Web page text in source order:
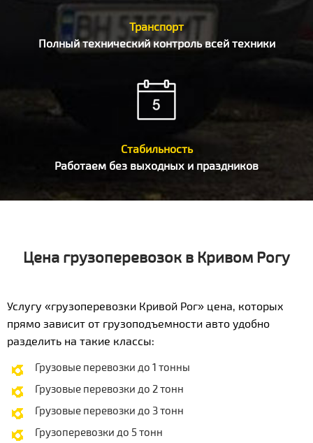
Транспорт
Полный технический контроль всей техники
Стабильность
Работаем без выходных и праздников
Цена грузоперевозок в Кривом Рогу
Услугу «грузоперевозки Кривой Рог» цена, которых
прямо зависит от грузоподъемности авто удобно
разделить на такие классы:
Грузовые перевозки до 1 тонны
Грузовые перевозки до 2 тонн
Грузовые перевозки до 3 тонн
Грузоперевозки до 5 тонн